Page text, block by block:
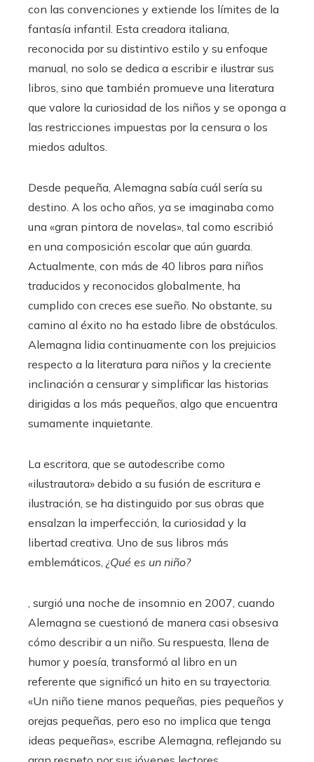
con las convenciones y extiende los límites de la
fantasía infantil. Esta creadora italiana,
reconocida por su distintivo estilo y su enfoque
manual, no solo se dedica a escribir e ilustrar sus
libros, sino que también promueve una literatura
que valore la curiosidad de los niños y se oponga a
las restricciones impuestas por la censura o los
miedos adultos.
Desde pequeña, Alemagna sabía cuál sería su
destino. A los ocho años, ya se imaginaba como
una «gran pintora de novelas», tal como escribió
en una composición escolar que aún guarda.
Actualmente, con más de 40 libros para niños
traducidos y reconocidos globalmente, ha
cumplido con creces ese sueño. No obstante, su
camino al éxito no ha estado libre de obstáculos.
Alemagna lidia continuamente con los prejuicios
respecto a la literatura para niños y la creciente
inclinación a censurar y simplificar las historias
dirigidas a los más pequeños, algo que encuentra
sumamente inquietante.
La escritora, que se autodescribe como
«ilustrautora» debido a su fusión de escritura e
ilustración, se ha distinguido por sus obras que
ensalzan la imperfección, la curiosidad y la
libertad creativa. Uno de sus libros más
emblemáticos, ¿Qué es un niño?
, surgió una noche de insomnio en 2007, cuando
Alemagna se cuestionó de manera casi obsesiva
cómo describir a un niño. Su respuesta, llena de
humor y poesía, transformó al libro en un
referente que significó un hito en su trayectoria.
«Un niño tiene manos pequeñas, pies pequeños y
orejas pequeñas, pero eso no implica que tenga
ideas pequeñas», escribe Alemagna, reflejando su